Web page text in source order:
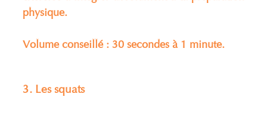
physique.
Volume conseillé : 30 secondes à 1 minute.
3. Les squats